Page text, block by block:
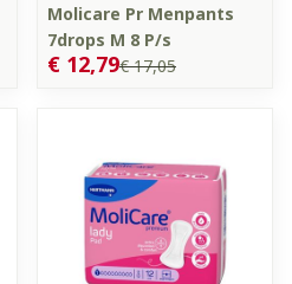
Molicare Pr Menpants
7drops M 8 P/s
€ 17,05
€ 12,79